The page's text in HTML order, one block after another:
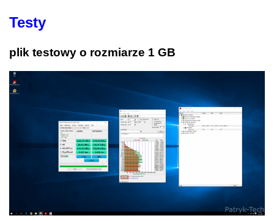
Testy
plik testowy o rozmiarze 1 GB